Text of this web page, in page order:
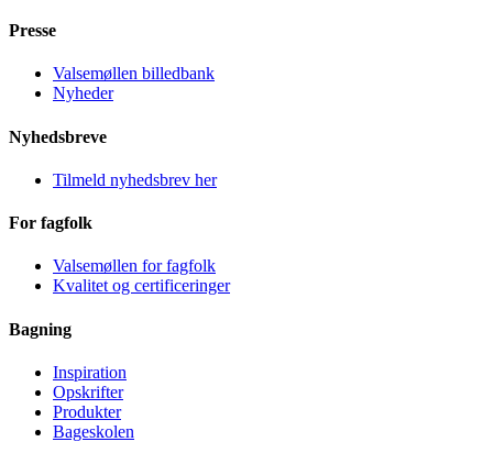
Presse
Valsemøllen billedbank
Nyheder
Nyhedsbreve
Tilmeld nyhedsbrev her
For fagfolk
Valsemøllen for fagfolk
Kvalitet og certificeringer
Bagning
Inspiration
Opskrifter
Produkter
Bageskolen